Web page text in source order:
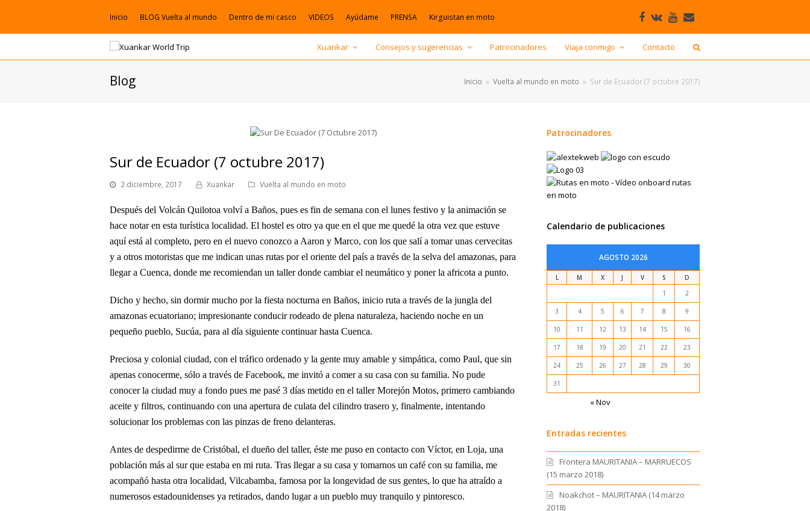
Inicio BLOG Vuelta al mundo Dentro de mi casco VIDEOS Ayúdame PRENSA Kirguistan en moto Facebook
VK Youtube
electrónico
Xuankar Consejos y sugerencias Patrocinadores Viaja conmigo Contacto
Blog Inicio » Vuelta al mundo en moto » Sur de Ecuador (7 octubre 2017)
Sur de Ecuador (7 octubre 2017)
2 diciembre, 2017 Xuankar Vuelta al mundo en moto
Después del Volcán Quilotoa volví a Baños, pues es fin de semana con el lunes festivo y la animación se
hace notar en esta turística localidad. El hostel es otro ya que en el que me quedé la otra vez que estuve
aquí está al completo, pero en el nuevo conozco a Aaron y Marco, con los que salí a tomar unas cervecitas
y a otros motoristas que me indican unas rutas por el oriente del país a través de la selva del amazonas, para
llegar a Cuenca, donde me recomiendan un taller donde cambiar el neumático y poner la africota a punto.
Dicho y hecho, sin dormir mucho por la fiesta nocturna en Baños, inicio ruta a través de la jungla del
amazonas ecuatoriano; impresionante conducir rodeado de plena naturaleza, haciendo noche en un
pequeño pueblo, Sucúa, para al día siguiente continuar hasta Cuenca.
Preciosa y colonial ciudad, con el tráfico ordenado y la gente muy amable y simpática, como Paul, que sin
apenas conocerme, sólo a través de Facebook, me invitó a comer a su casa con su familia. No pude
conocer la ciudad muy a fondo pues me pasé 3 días metido en el taller Morejón Motos, primero cambiando
aceite y filtros, continuando con una apertura de culata del cilindro trasero y, finalmente, intentando
solucionar los problemas con las pinzas de freno delanteras.
Antes de despedirme de Cristóbal, el dueño del taller, éste me puso en contacto con Víctor, en Loja, una
población más al sur que estaba en mi ruta. Tras llegar a su casa y tomarnos un café con su familia, me
acompañó hasta otra localidad, Vilcabamba, famosa por la longevidad de sus gentes, lo que ha atraído a
numerosos estadounidenses ya retirados, dando lugar a un pueblo muy tranquilo y pintoresco.
Patrocinadores
Calendario de publicaciones
AGOSTO 2026
L M X J V S
D
1
2
3 4 5 6 7 8 9
10 11 12 13 14 15 16
17 18 19 20 21 22 23
24 25 26 27 28 29 30
31
« Nov
Entradas recientes
Frontera MAURITANIA – MARRUECOS
(15 marzo 2018)
Noakchot – MAURITANIA (14 marzo
2018)